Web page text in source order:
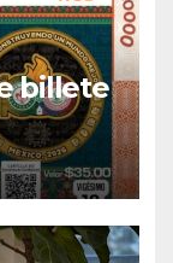
billete